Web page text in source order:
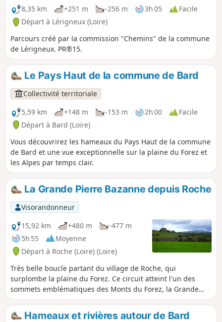
8,35 km
+251 m -256 m 3h 05
Facile
Départ à Lérigneux (Loire)
Parcours créé par la commission "Chemins" de la commune
de Lérigneux. PR®15.
Le Pays Haut de la commune de Bard
Collectivité territoriale
5,59 km
+148 m -153 m 2h 00
Facile
Départ à Bard (Loire)
Vous découvrirez les hameaux du Pays Haut de la commune
de Bard et une vue exceptionnelle sur la plaine du Forez et
les Alpes par temps clair.
La Grande Pierre Bazanne depuis Roche
Visorandonneur
15,92 km
+480 m
-477 m
5h 55
Moyenne
Départ à Roche (Loire) (Loire)
Très belle boucle partant du village de Roche, qui
surplombe la plaine du Forez. Ce circuit atteint l'un des
sommets emblématiques des Monts du Forez, la Grande
Pierre Bazanne, un neck d'origine volcanique qui affole les
boussoles.
Hameaux et rivières autour de Bard